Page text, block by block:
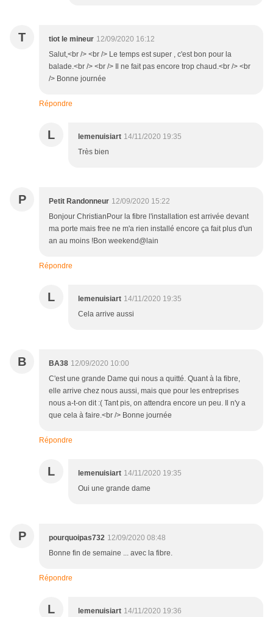
T tiot le mineur 12/09/2020 16:12
Salut,<br /> <br /> Le temps est super , c'est bon pour la
balade.<br /> <br /> Il ne fait pas encore trop chaud.<br /> <br
/> Bonne journée
Répondre
L lemenuisiart 14/11/2020 19:35
Très bien
P Petit Randonneur 12/09/2020 15:22
Bonjour ChristianPour la fibre l'installation est arrivée devant
ma porte mais free ne m'a rien installé encore ça fait plus d'un
an au moins !Bon weekend@lain
Répondre
L lemenuisiart 14/11/2020 19:35
Cela arrive aussi
B BA38 12/09/2020 10:00
C'est une grande Dame qui nous a quitté. Quant à la fibre,
elle arrive chez nous aussi, mais que pour les entreprises
nous a-t-on dit :( Tant pis, on attendra encore un peu. Il n'y a
que cela à faire.<br /> Bonne journée
Répondre
L lemenuisiart 14/11/2020 19:35
Oui une grande dame
P pourquoipas732 12/09/2020 08:48
Bonne fin de semaine ... avec la fibre.
Répondre
L lemenuisiart 14/11/2020 19:36